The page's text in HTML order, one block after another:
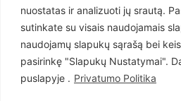
nuostatas ir analizuoti jų srautą.
sutinkate su visais naudojamais
naudojamų slapukų sąrašą bei
pasirinkę "Slapukų Nustatymai".
puslapyje . Privatumo Politika
Lietuva
Pasaulis
Статьи на русском
Articles in english